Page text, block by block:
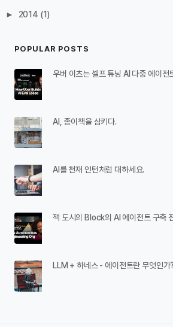
► 2014 (1)
POPULAR POSTS
우버 이츠는 셀프 튜닝 AI 다중 에이전
AI, 종이책을 삼키다.
AI를 천재 인턴처럼 대하세요.
잭 도시의 Block의 AI 에이전트 구축
LLM + 하네스 - 에이전트란 무엇인가?